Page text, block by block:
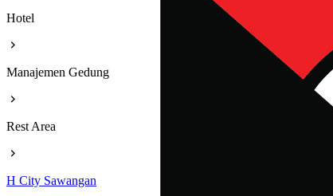
Hotel
Manajemen Gedung
Rest Area
H City Sawangan